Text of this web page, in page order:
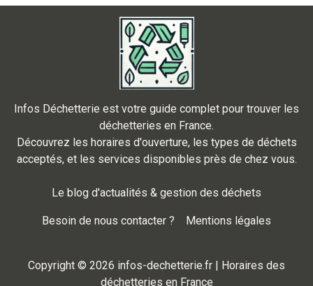
Infos Déchetterie est votre guide complet pour trouver les
déchetteries en France.
Découvrez les horaires d'ouverture, les types de déchets
acceptés, et les services disponibles près de chez vous.
Le blog d'actualités & gestion des déchets
Besoin de nous contacter ? Mentions légales
Copyright © 2026 infos-dechetterie.fr | Horaires des
déchetteries en France